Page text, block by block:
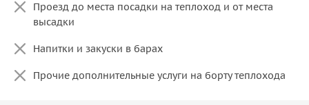
Валаамского мужского монастыря.
Петербург. После завтрака вы сможете купить сувениры,
ключ от каюты и т. д.
Проезд до места посадки на теплоход и от места
высадки
Напитки и закуски в барах
Прочие дополнительные услуги на борту теплохода